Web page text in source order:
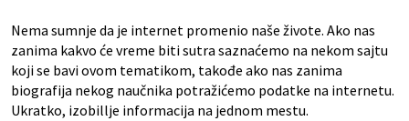
Nema sumnje da je internet promenio naše živote. Ako nas
zanima kakvo će vreme biti sutra saznaćemo na nekom sajtu
koji se bavi ovom tematikom, takođe ako nas zanima
biografija nekog naučnika potražićemo podatke na internetu.
Ukratko, izobillje informacija na jednom mestu.